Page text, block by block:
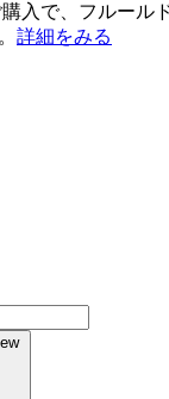
入で、フルール
詳細をみる